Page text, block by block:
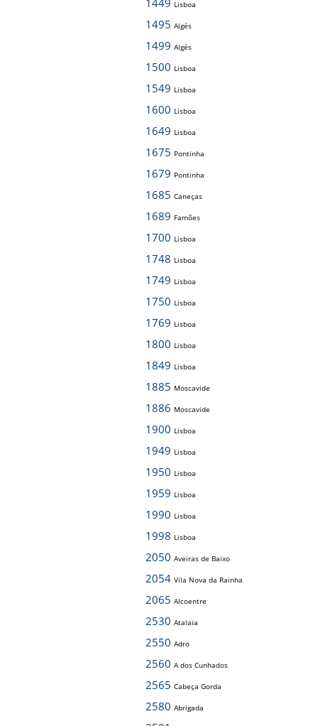
1449 Lisboa
1495 Algés
1499 Algés
1500 Lisboa
1549 Lisboa
1600 Lisboa
1649 Lisboa
1675 Pontinha
1679 Pontinha
1685 Caneças
1689 Famões
1700 Lisboa
1748 Lisboa
1749 Lisboa
1750 Lisboa
1769 Lisboa
1800 Lisboa
1849 Lisboa
1885 Moscavide
1886 Moscavide
1900 Lisboa
1949 Lisboa
1950 Lisboa
1959 Lisboa
1990 Lisboa
1998 Lisboa
2050 Aveiras de Baixo
2054 Vila Nova da Rainha
2065 Alcoentre
2530 Atalaia
2550 Adro
2560 A dos Cunhados
2565 Cabeça Gorda
2580 Abrigada